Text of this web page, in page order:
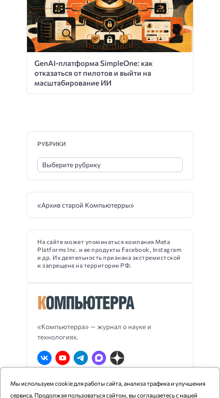
GenAI-платформа SimpleOne: как
отказаться от пилотов и выйти на
масштабирование ИИ
«Компьютерра» — журнал о науке и
технологиях.
О Компьютерре Блог издания
RSS
РУБРИКИ
«Архив старой Компьютерры»
На сайте может упоминаться компания Meta
Platforms Inc. и ее продукты Facebook, Instagram
и др. Их деятельность признана экстремистской
и запрещена на территории РФ.
Мы используем cookie для работы сайта, анализа трафика и улучшения
сервиса. Продолжая пользоваться сайтом, вы соглашаетесь с нашей